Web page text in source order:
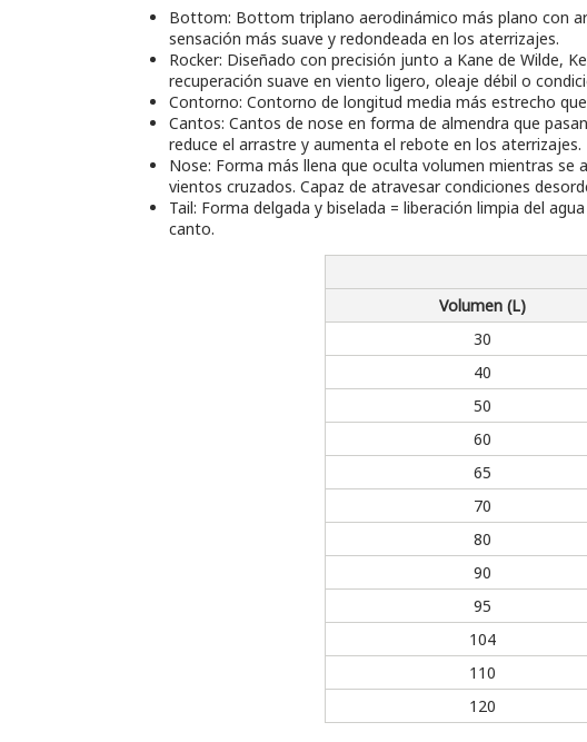
Bottom: Bottom triplano aerodinámico más plano con
sensación más suave y redondeada en los aterrizajes.
Rocker: Diseñado con precisión junto a Kane de Wilde,
recuperación suave en viento ligero, oleaje débil o
Contorno: Contorno de longitud media más estrecho
Cantos: Cantos de nose en forma de almendra que
reduce el arrastre y aumenta el rebote en los aterrizajes.
Nose: Forma más llena que oculta volumen mientras se
vientos cruzados. Capaz de atravesar condiciones
Tail: Forma delgada y biselada = liberación limpia del
canto.
Volumen (L)
30
40
50
60
65
70
80
90
95
104
110
120